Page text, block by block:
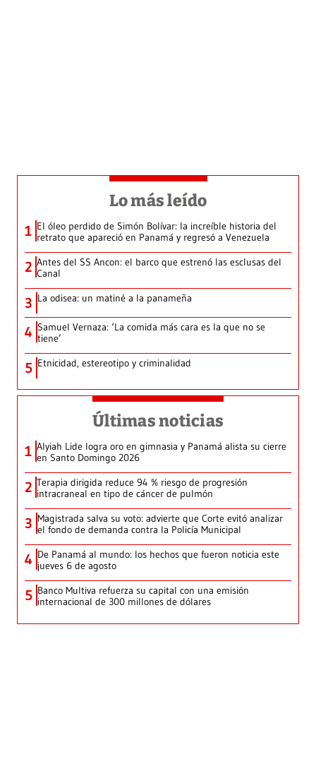
Lo más leído
1 El óleo perdido de Simón Bolívar: la increíble historia del
retrato que apareció en Panamá y regresó a Venezuela
2 Antes del SS Ancon: el barco que estrenó las esclusas del
Canal
3 La odisea: un matiné a la panameña
4 Samuel Vernaza: ‘La comida más cara es la que no se
tiene’
5 Etnicidad, estereotipo y criminalidad
Últimas noticias
1 Alyiah Lide logra oro en gimnasia y Panamá alista su cierre
en Santo Domingo 2026
2 Terapia dirigida reduce 94 % riesgo de progresión
intracraneal en tipo de cáncer de pulmón
3 Magistrada salva su voto: advierte que Corte evitó analizar
el fondo de demanda contra la Policía Municipal
4 De Panamá al mundo: los hechos que fueron noticia este
jueves 6 de agosto
5 Banco Multiva refuerza su capital con una emisión
internacional de 300 millones de dólares